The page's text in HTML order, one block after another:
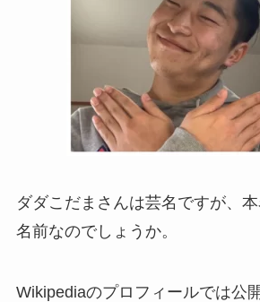
ダダこだまさんは芸名ですが、
名前なのでしょうか。
Wikipediaのプロフィールでは公